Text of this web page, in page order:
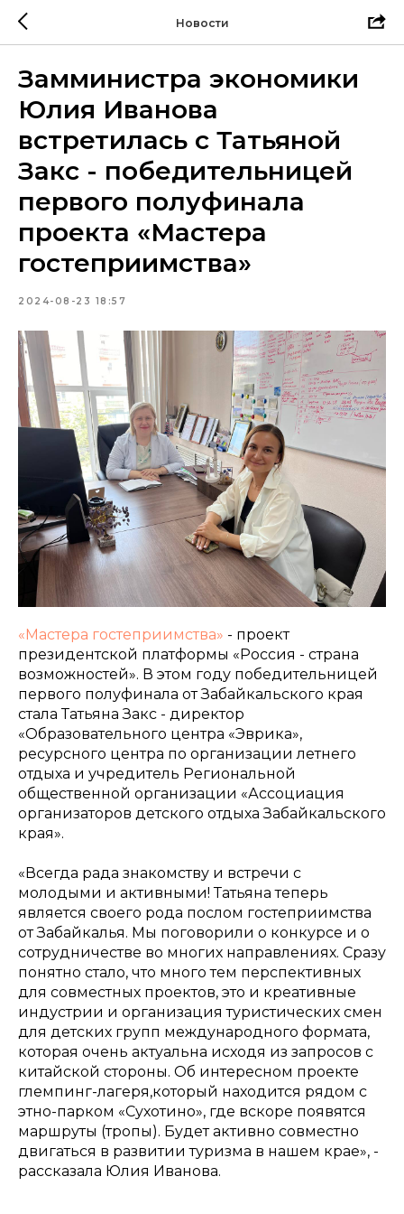
Новости
Замминистра экономики
Юлия Иванова
встретилась с Татьяной
Закс - победительницей
первого полуфинала
проекта «Мастера
гостеприимства»
2024-08-23 18:57
«Мастера гостеприимства» - проект
президентской платформы «Россия - страна
возможностей». В этом году победительницей
первого полуфинала от Забайкальского края
стала Татьяна Закс - директор
«Образовательного центра «Эврика»,
ресурсного центра по организации летнего
отдыха и учредитель Региональной
общественной организации «Ассоциация
организаторов детского отдыха Забайкальского
края».
«Всегда рада знакомству и встречи с
молодыми и активными! Татьяна теперь
является своего рода послом гостеприимства
от Забайкалья. Мы поговорили о конкурсе и о
сотрудничестве во многих направлениях. Сразу
понятно стало, что много тем перспективных
для совместных проектов, это и креативные
индустрии и организация туристических смен
для детских групп международного формата,
которая очень актуальна исходя из запросов с
китайской стороны. Об интересном проекте
глемпинг-лагеря,который находится рядом с
этно-парком «Сухотино», где вскоре появятся
маршруты (тропы). Будет активно совместно
двигаться в развитии туризма в нашем крае», -
рассказала Юлия Иванова.